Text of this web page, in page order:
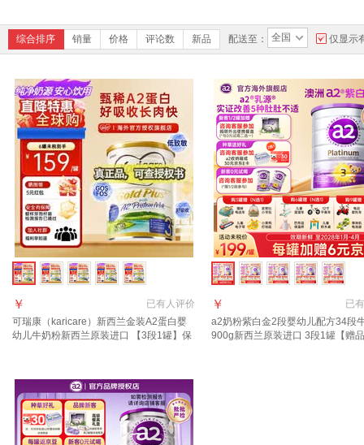
综合排序 销量 价格 评论数 新品 配送至： 全国 仅显示
已有人评价
￥
可瑞康（karicare）新西兰金装A2蛋白婴
幼儿牛奶粉新西兰原装进口 【3段1罐】保
已有
￥
a2奶粉紫白金2段婴幼儿配方34段
900g新西兰原装进口 3段1罐【赠